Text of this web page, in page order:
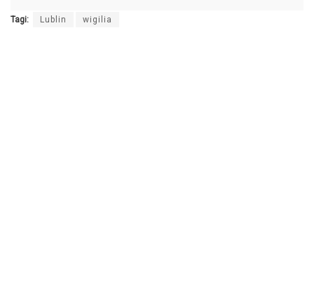
Tagi: Lublin wigilia